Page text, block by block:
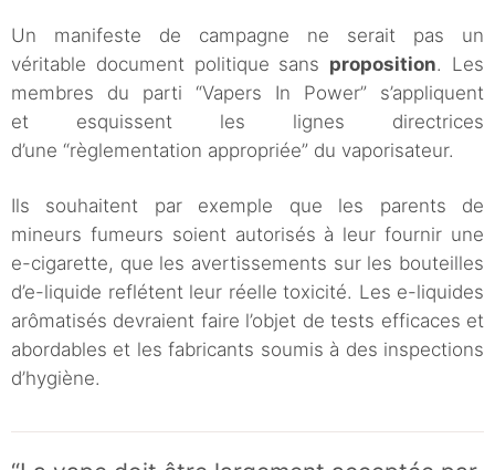
Un manifeste de campagne ne serait pas un
véritable document politique sans proposition. Les
membres du parti “Vapers In Power” s’appliquent
et esquissent les lignes directrices
d’une “règlementation appropriée” du vaporisateur.
Ils souhaitent par exemple que les parents de
mineurs fumeurs soient autorisés à leur fournir une
e-cigarette, que les avertissements sur les bouteilles
d’e-liquide reflétent leur réelle toxicité. Les e-liquides
arômatisés devraient faire l’objet de tests efficaces et
abordables et les fabricants soumis à des inspections
d’hygiène.